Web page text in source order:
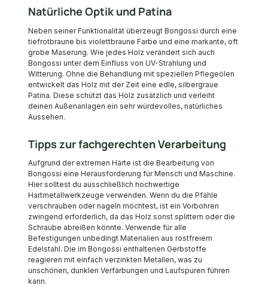
Natürliche Optik und Patina
Neben seiner Funktionalität überzeugt Bongossi durch eine
tiefrotbraune bis violettbraune Farbe und eine markante, oft
grobe Maserung. Wie jedes Holz verändert sich auch
Bongossi unter dem Einfluss von UV-Strahlung und
Witterung. Ohne die Behandlung mit speziellen Pflegeölen
entwickelt das Holz mit der Zeit eine edle, silbergraue
Patina. Diese schützt das Holz zusätzlich und verleiht
deinen Außenanlagen ein sehr würdevolles, natürliches
Aussehen.
Tipps zur fachgerechten Verarbeitung
Aufgrund der extremen Härte ist die Bearbeitung von
Bongossi eine Herausforderung für Mensch und Maschine.
Hier solltest du ausschließlich hochwertige
Hartmetallwerkzeuge verwenden. Wenn du die Pfähle
verschrauben oder nageln möchtest, ist ein Vorbohren
zwingend erforderlich, da das Holz sonst splittern oder die
Schraube abreißen könnte. Verwende für alle
Befestigungen unbedingt Materialien aus rostfreiem
Edelstahl. Die im Bongossi enthaltenen Gerbstoffe
reagieren mit einfach verzinkten Metallen, was zu
unschönen, dunklen Verfärbungen und Laufspuren führen
kann.